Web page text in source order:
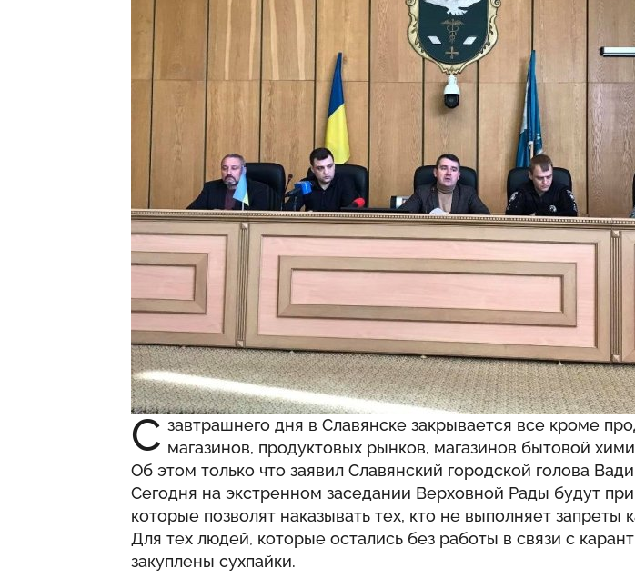
С завтрашнего дня в Славянске закрывается все кроме
магазинов, продуктовых рынков, магазинов бытовой
Об этом только что заявил Славянский городской голова
Сегодня на экстренном заседании Верховной Рады будут
которые позволят наказывать тех, кто не выполняет запреты
Для тех людей, которые остались без работы в связи с
закуплены сухпайки.